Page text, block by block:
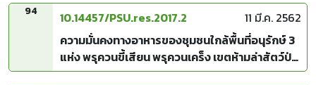
94 10.14457/PSU.res.2017.2
11 มี.ค. 2562
ความมั่นคงทางอาหารของชุมชนใกล้พื้นที่อนุรักษ์ 3
แห่ง พรุควนขี้เสียน พรุควนเคร็ง เขตห้ามล่าสัตว์ป่า
ทะเลน้อย : รายงานวิจัยฉบับสมบูรณ์